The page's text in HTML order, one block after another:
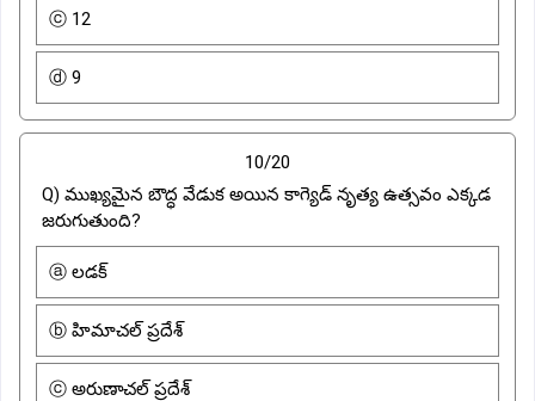
ⓒ 12
ⓓ 9
10/20
Q) ముఖ్యమైన బౌద్ధ వేడుక అయిన కాగ్యెడ్ నృత్య ఉత్సవం ఎక్కడ
జరుగుతుంది?
ⓐ లడక్
ⓑ హిమాచల్ ప్రదేశ్
ⓒ అరుణాచల్ ప్రదేశ్